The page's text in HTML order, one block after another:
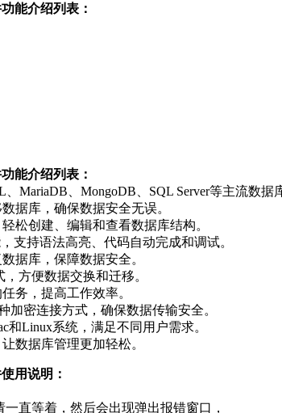
能介绍列表：
能介绍列表：
MariaDB、MongoDB、SQL Server等主流数据
据库，确保数据安全无误。
松创建、编辑和查看数据库结构。
支持语法高亮、代码自动完成和调试。
据库，保障数据安全。
方便数据交换和迁移。
务，提高工作效率。
加密连接方式，确保数据传输安全。
和Linux系统，满足不同用户需求。
数据库管理更加轻松。
用说明：
直等着，然后会出现弹出报错窗口，